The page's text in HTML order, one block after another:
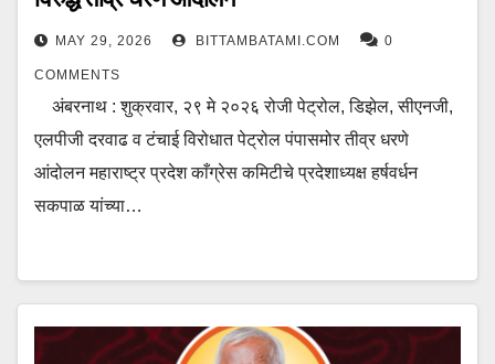
MAY 29, 2026 BITTAMBATAMI.COM 0
COMMENTS
अंबरनाथ : शुक्रवार, २९ मे २०२६ रोजी पेट्रोल, डिझेल, सीएनजी,
एलपीजी दरवाढ व टंचाई विरोधात पेट्रोल पंपासमोर तीव्र धरणे
आंदोलन महाराष्ट्र प्रदेश काँग्रेस कमिटीचे प्रदेशाध्यक्ष हर्षवर्धन
सकपाळ यांच्या…